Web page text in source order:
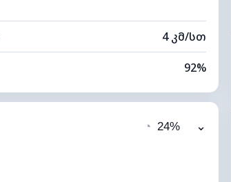
4 კმ/სთ
92%
74%
10 კმ
◔ 24% ⌄